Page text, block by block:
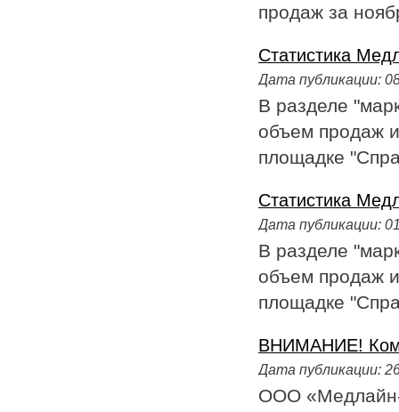
продаж за
Статистика
Дата публикации:
В разделе
объем продаж
площадке
Статистика
Дата публикации:
В разделе
объем продаж
площадке
ВНИМАНИЕ!
Дата публикации:
ООО